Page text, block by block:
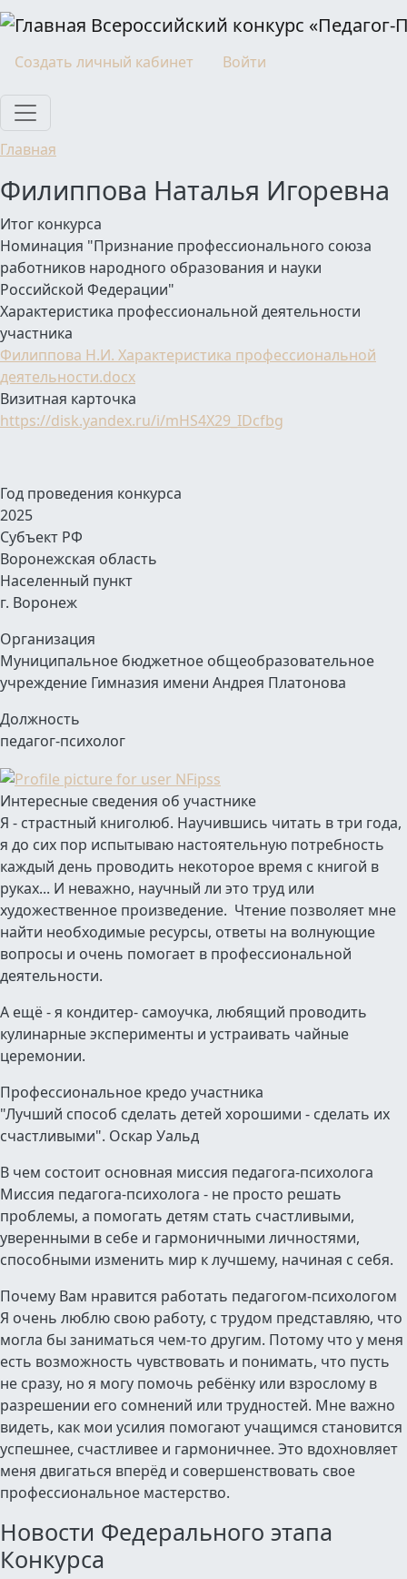
Перейти к основному содержанию
Всероссийский конкурс «Педагог-
Моя учетная запись
Создать личный кабинет Войти
Главная
Филиппова Наталья Игоревна
Итог конкурса
Номинация "Признание профессионального союза
работников народного образования и науки
Российской Федерации"
Характеристика профессиональной деятельности
участника
Филиппова Н.И. Характеристика профессиональной
деятельности.docx
Визитная карточка
https://disk.yandex.ru/i/mHS4X29_IDcfbg
Год проведения конкурса
2025
Субъект РФ
Воронежская область
Населенный пункт
г. Воронеж
Организация
Муниципальное бюджетное общеобразовательное
учреждение Гимназия имени Андрея Платонова
Должность
педагог-психолог
Интересные сведения об участнике
Я - страстный книголюб. Научившись читать в три года,
я до сих пор испытываю настоятельную потребность
каждый день проводить некоторое время с книгой в
руках... И неважно, научный ли это труд или
художественное произведение. Чтение позволяет мне
найти необходимые ресурсы, ответы на волнующие
вопросы и очень помогает в профессиональной
деятельности.
А ещё - я кондитер- самоучка, любящий проводить
кулинарные эксперименты и устраивать чайные
церемонии.
Профессиональное кредо участника
"Лучший способ сделать детей хорошими - сделать их
счастливыми". Оскар Уальд
В чем состоит основная миссия педагога-психолога
Миссия педагога-психолога - не просто решать
проблемы, а помогать детям стать счастливыми,
уверенными в себе и гармоничными личностями,
способными изменить мир к лучшему, начиная с себя.
Почему Вам нравится работать педагогом-психологом
Я очень люблю свою работу, с трудом представляю, что
могла бы заниматься чем-то другим. Потому что у меня
есть возможность чувствовать и понимать, что пусть
не сразу, но я могу помочь ребёнку или взрослому в
разрешении его сомнений или трудностей. Мне важно
видеть, как мои усилия помогают учащимся становится
успешнее, счастливее и гармоничнее. Это вдохновляет
меня двигаться вперёд и совершенствовать свое
профессиональное мастерство.
Новости Федерального этапа
Конкурса